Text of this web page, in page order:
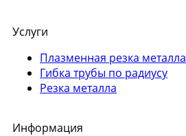
Услуги
Плазменная резка металла
Гибка трубы по радиусу
Резка металла
Информация